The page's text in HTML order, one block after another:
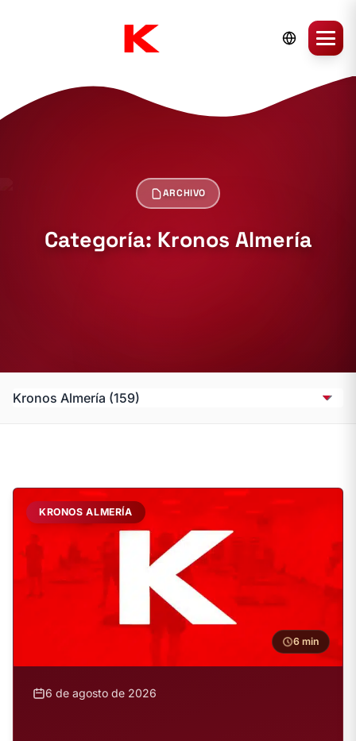
ARCHIVO
Categoría: Kronos Almería
KRONOS ALMERÍA
6 min
6 de agosto de 2026